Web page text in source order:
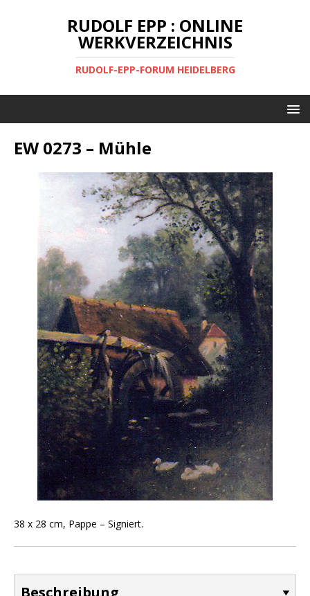
RUDOLF EPP : ONLINE
WERKVERZEICHNIS
RUDOLF-EPP-FORUM HEIDELBERG
EW 0273 – Mühle
38 x 28 cm, Pappe – Signiert.